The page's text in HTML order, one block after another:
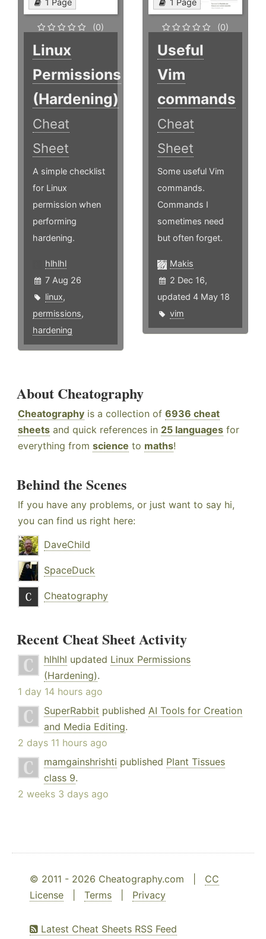
1 Page
(0)
Linux
Permissions
(Hardening)
Cheat
Sheet
A simple checklist
for Linux
permission when
performing
hardening.
hlhlhl
7 Aug 26
linux,
permissions,
hardening
1 Page
(0)
Useful
Vim
commands
Cheat
Sheet
Some useful Vim
commands.
Commands I
sometimes need
but often forget.
Makis
2 Dec 16,
updated 4 May 18
vim
About Cheatography
Cheatography is a collection of 6936 cheat
sheets and quick references in 25 languages for
everything from science to maths!
Behind the Scenes
If you have any problems, or just want to say hi,
you can find us right here:
DaveChild
SpaceDuck
Cheatography
Recent Cheat Sheet Activity
hlhlhl updated Linux Permissions
(Hardening).
1 day 14 hours ago
SuperRabbit published AI Tools for Creation
and Media Editing.
2 days 11 hours ago
mamgainshrishti published Plant Tissues
class 9.
2 weeks 3 days ago
© 2011 - 2026 Cheatography.com | CC
License
Terms Privacy
Latest Cheat Sheets RSS Feed